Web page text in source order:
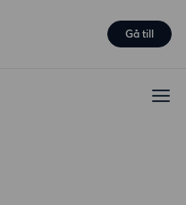
Gå till